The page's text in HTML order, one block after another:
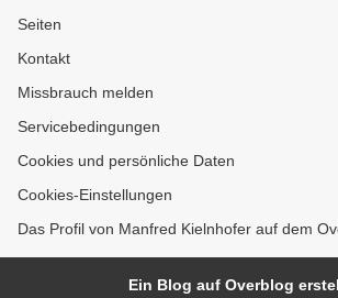
Seiten
Kontakt
Missbrauch melden
Servicebedingungen
Cookies und persönliche Daten
Cookies-Einstellungen
Das Profil von Manfred Kielnhofer auf dem
Ein Blog auf Overblog